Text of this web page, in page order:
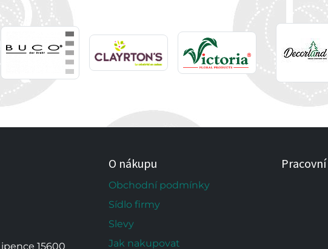
15600
O nákupu
Obchodní podmínky
Sídlo firmy
Slevy
Jak nakupovat